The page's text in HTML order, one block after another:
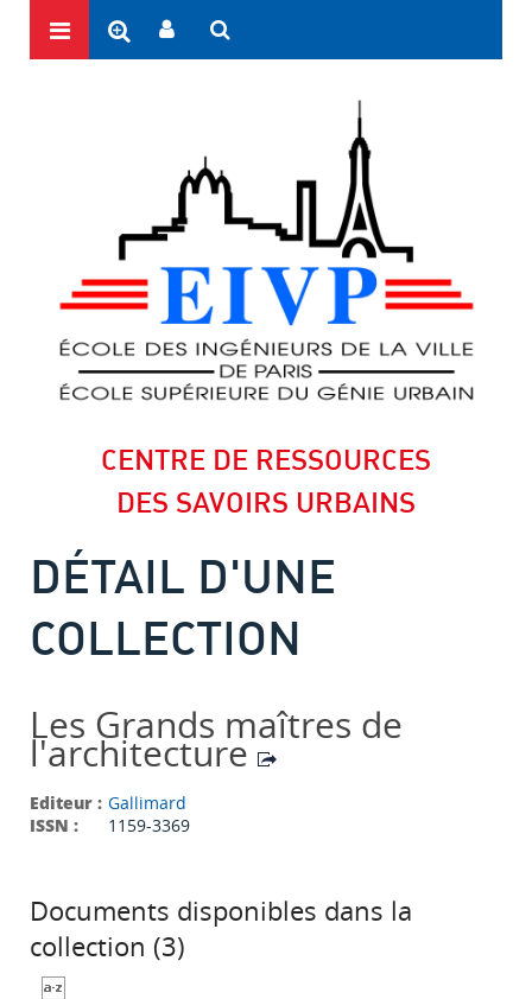
CENTRE DE RESSOURCES
DES SAVOIRS URBAINS
DÉTAIL D'UNE
COLLECTION
Les Grands maîtres de
l'architecture
Editeur : Gallimard
ISSN :
1159-3369
Documents disponibles dans la
collection (3)